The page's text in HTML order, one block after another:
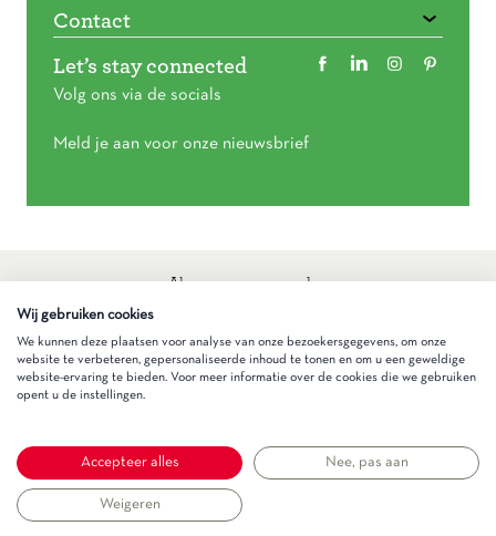
Contact
Let’s stay connected
Volg ons via de socials
Meld je aan voor onze nieuwsbrief
Gezinnig
Algemene voorwaarden
Cookieverklaring
Wij gebruiken cookies
We kunnen deze plaatsen voor analyse van onze bezoekersgegevens, om onze
website te verbeteren, gepersonaliseerde inhoud te tonen en om u een geweldige
website-ervaring te bieden. Voor meer informatie over de cookies die we gebruiken
opent u de instellingen.
Accepteer alles Nee, pas aan
Weigeren